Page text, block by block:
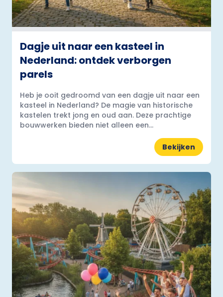
Dagje uit naar een kasteel in
Nederland: ontdek verborgen
parels
Heb je ooit gedroomd van een dagje uit naar een
kasteel in Nederland? De magie van historische
kastelen trekt jong en oud aan. Deze prachtige
bouwwerken bieden niet alleen een...
Bekijken